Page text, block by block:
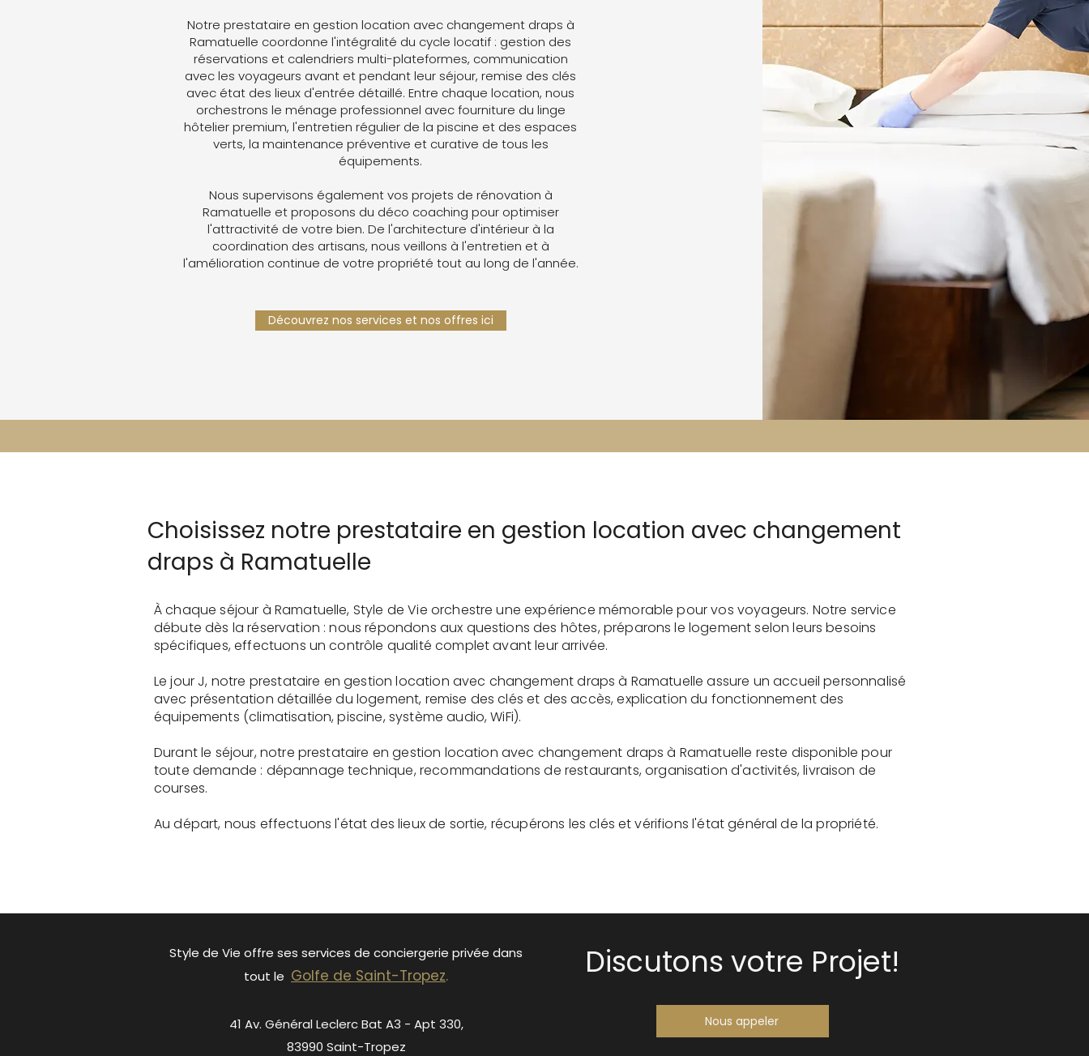
Notre prestataire en gestion location avec changement draps à
Ramatuelle coordonne l'intégralité du cycle locatif : gestion des
réservations et calendriers multi-plateformes, communication
avec les voyageurs avant et pendant leur séjour, remise des clés
avec état des lieux d'entrée détaillé. Entre chaque location, nous
orchestrons le ménage professionnel avec fourniture du linge
hôtelier premium, l'entretien régulier de la piscine et des espaces
verts, la maintenance préventive et curative de tous les
équipements.
Nous supervisons également vos projets de rénovation à
Ramatuelle et proposons du déco coaching pour optimiser
l'attractivité de votre bien. De l'architecture d'intérieur à la
coordination des artisans, nous veillons à l'entretien et à
l'amélioration continue de votre propriété tout au long de l'année.
Découvrez nos services et nos offres ici
Choisissez notre prestataire en gestion location avec changement
draps à Ramatuelle
À chaque séjour à Ramatuelle, Style de Vie orchestre une expérience mémorable pour vos voyageurs. Notre service
débute dès la réservation : nous répondons aux questions des hôtes, préparons le logement selon leurs besoins
spécifiques, effectuons un contrôle qualité complet avant leur arrivée.
Le jour J, notre prestataire en gestion location avec changement draps à Ramatuelle assure un accueil personnalisé
avec présentation détaillée du logement, remise des clés et des accès, explication du fonctionnement des
équipements (climatisation, piscine, système audio, WiFi).
Durant le séjour, notre prestataire en gestion location avec changement draps à Ramatuelle reste disponible pour
toute demande : dépannage technique, recommandations de restaurants, organisation d'activités, livraison de
courses.
Au départ, nous effectuons l'état des lieux de sortie, récupérons les clés et vérifions l'état général de la propriété.
Style de Vie offre ses services de conciergerie privée dans
tout le Golfe de Saint-Tropez.
41 Av. Général Leclerc Bat A3 - Apt 330,
83990 Saint-Tropez
Discutons votre Projet!
Nous appeler